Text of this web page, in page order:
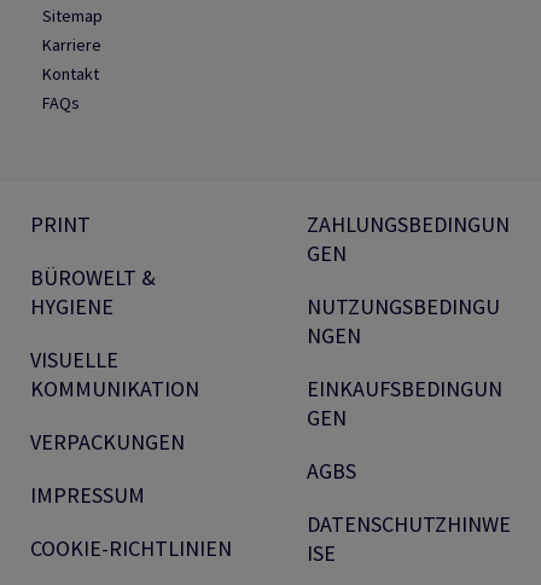
Sitemap
Karriere
Kontakt
FAQs
PRINT
BÜROWELT &
HYGIENE
VISUELLE
KOMMUNIKATION
VERPACKUNGEN
IMPRESSUM
COOKIE-RICHTLINIEN
ZAHLUNGSBEDINGUN
GEN
NUTZUNGSBEDINGU
NGEN
EINKAUFSBEDINGUN
GEN
AGBS
DATENSCHUTZHINWE
ISE